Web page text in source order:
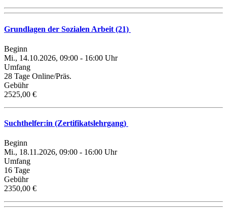
Grundlagen der Sozialen Arbeit (21)
Beginn
Mi., 14.10.2026, 09:00 - 16:00 Uhr
Umfang
28 Tage Online/Präs.
Gebühr
2525,00 €
Suchthelfer:in (Zertifikatslehrgang)
Beginn
Mi., 18.11.2026, 09:00 - 16:00 Uhr
Umfang
16 Tage
Gebühr
2350,00 €